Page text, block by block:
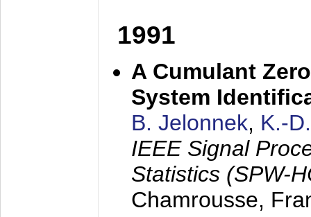
1991
A Cumulant
System
B. Jelonnek, K.-
IEEE Signal
Statistics (SPW-
Chamrousse,